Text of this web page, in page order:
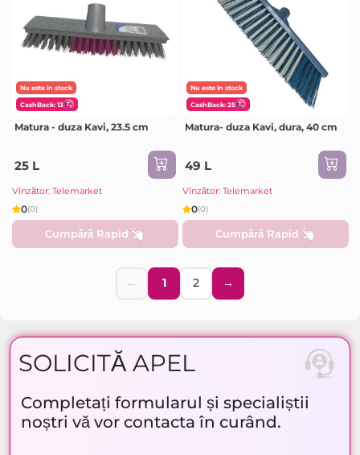
Nu este în stock
CashBack: 13
Matura - duza Kavi, 23.5 cm
25 L
Vînzător: Telemarket
0(0)
Cumpără Rapid
Nu este în stock
CashBack: 25
Matura- duza Kavi, dura, 40 cm
49 L
Vînzător: Telemarket
0(0)
Cumpără Rapid
← 1 2 →
SOLICITĂ APEL
Completați formularul și specialiștii
noștri vă vor contacta în curând.